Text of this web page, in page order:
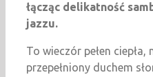
łącząc delikatność
jazzu.
To wieczór pełen
przepełniony duchem